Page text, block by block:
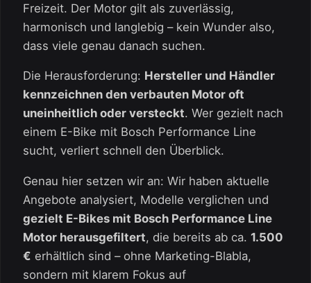
Freizeit. Der Motor gilt als zuverlässig,
harmonisch und langlebig – kein Wunder also,
dass viele genau danach suchen.
Die Herausforderung: Hersteller und Händler
kennzeichnen den verbauten Motor oft
uneinheitlich oder versteckt. Wer gezielt nach
einem E-Bike mit Bosch Performance Line
sucht, verliert schnell den Überblick.
Genau hier setzen wir an: Wir haben aktuelle
Angebote analysiert, Modelle verglichen und
gezielt E-Bikes mit Bosch Performance Line
Motor herausgefiltert, die bereits ab ca. 1.500
€ erhältlich sind – ohne Marketing-Blabla,
sondern mit klarem Fokus auf